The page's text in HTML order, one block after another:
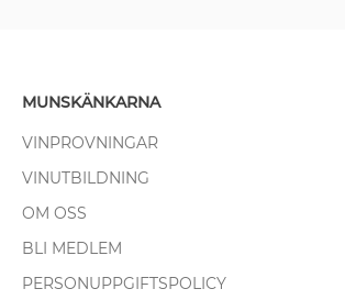
MUNSKÄNKARNA
VINPROVNINGAR
VINUTBILDNING
OM OSS
BLI MEDLEM
PERSONUPPGIFTSPOLICY